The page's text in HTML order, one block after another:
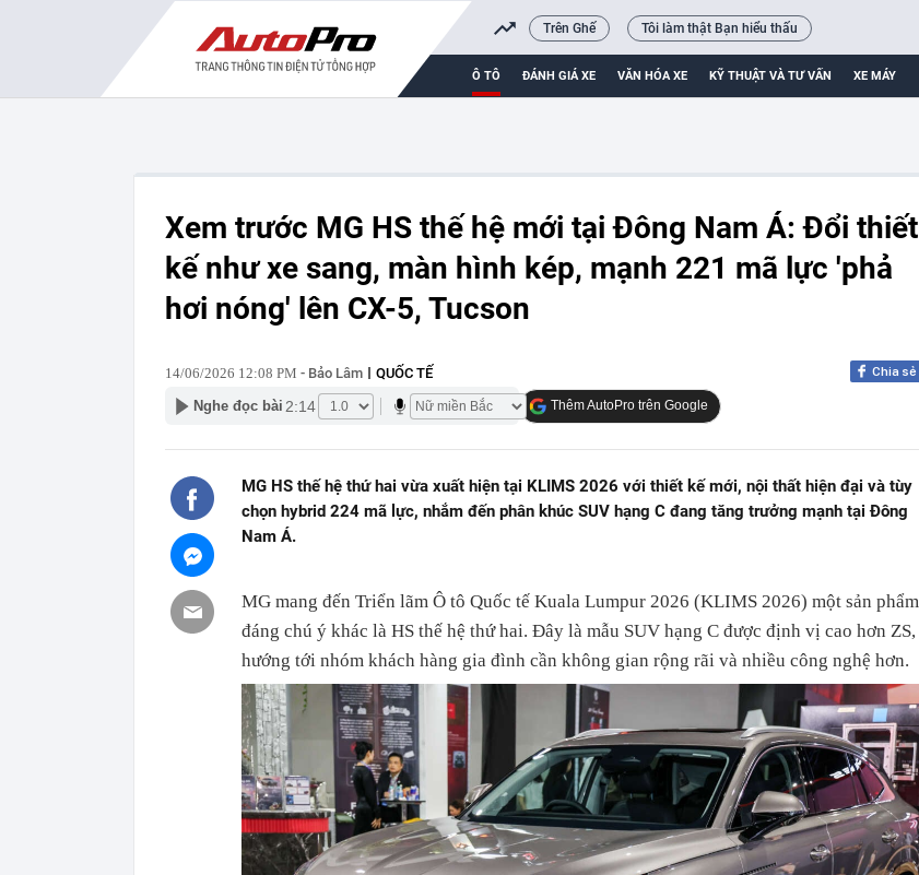
Trên Ghế Tôi làm thật Bạn hiểu thấu
Ô TÔ ĐÁNH GIÁ XE VĂN HÓA XE KỸ THUẬT VÀ TƯ VẤN XE MÁY
Xem trước MG HS thế hệ mới tại Đông Nam Á: Đổi thiết
kế như xe sang, màn hình kép, mạnh 221 mã lực 'phả
hơi nóng' lên CX-5, Tucson
14/06/2026 12:08 PM - Bảo Lâm QUỐC TẾ Chia sẻ
Thêm AutoPro trên Google
Nghe đọc bài 2:14
MG HS thế hệ thứ hai vừa xuất hiện tại KLIMS 2026 với thiết kế mới, nội thất hiện đại và tùy
chọn hybrid 224 mã lực, nhắm đến phân khúc SUV hạng C đang tăng trưởng mạnh tại Đông
Nam Á.
MG mang đến Triển lãm Ô tô Quốc tế Kuala Lumpur 2026 (KLIMS 2026) một sản phẩm
đáng chú ý khác là HS thế hệ thứ hai. Đây là mẫu SUV hạng C được định vị cao hơn ZS,
hướng tới nhóm khách hàng gia đình cần không gian rộng rãi và nhiều công nghệ hơn.